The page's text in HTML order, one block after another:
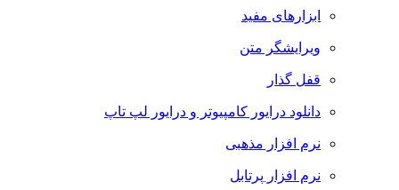
ابزارهای مفید
ویرایشگر متن
قفل گذار
دانلود درایور کامپیوتر و درایور لپ تاپ
نرم افزار مذهبی
نرم افزار پرتابل